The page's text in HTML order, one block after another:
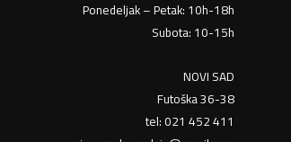
Ponedeljak – Petak: 10h-18h
Subota: 10-15h
NOVI SAD
Futoška 36-38
tel: 021 452 411